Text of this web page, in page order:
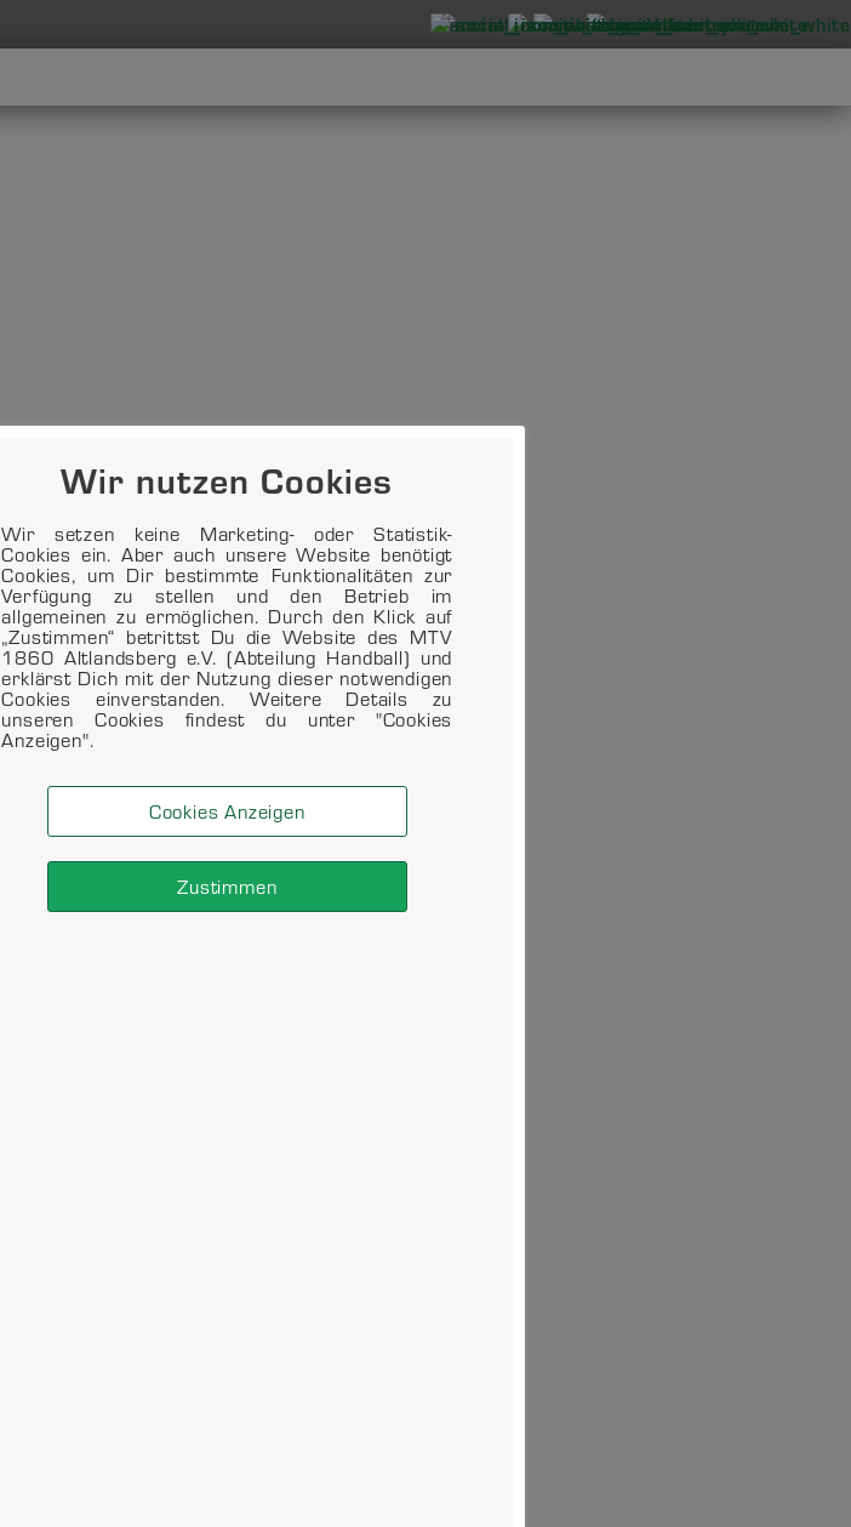
Wir nutzen Cookies
Wir setzen keine Marketing- oder Statistik-
Cookies ein. Aber auch unsere Website benötigt
Cookies, um Dir bestimmte Funktionalitäten zur
Verfügung zu stellen und den Betrieb im
allgemeinen zu ermöglichen. Durch den Klick auf
„Zustimmen“ betrittst Du die Website des MTV
1860 Altlandsberg e.V. (Abteilung Handball) und
erklärst Dich mit der Nutzung dieser notwendigen
Cookies einverstanden. Weitere Details zu
unseren Cookies findest du unter "Cookies
Anzeigen".
Cookies Anzeigen
Zustimmen